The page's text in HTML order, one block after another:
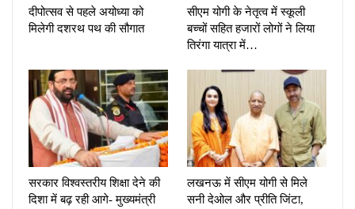
दीपोत्सव से पहले अयोध्या को
मिलेगी दशरथ पथ की सौगात
सीएम योगी के नेतृत्व में स्कूली
बच्चों सहित हजारों लोगों ने लिया
तिरंगा यात्रा में…
सरकार विश्वस्तरीय शिक्षा देने की
दिशा में बढ़ रही आगे- मुख्यमंत्री
लखनऊ में सीएम योगी से मिले
सनी देओल और प्रीति जिंटा,